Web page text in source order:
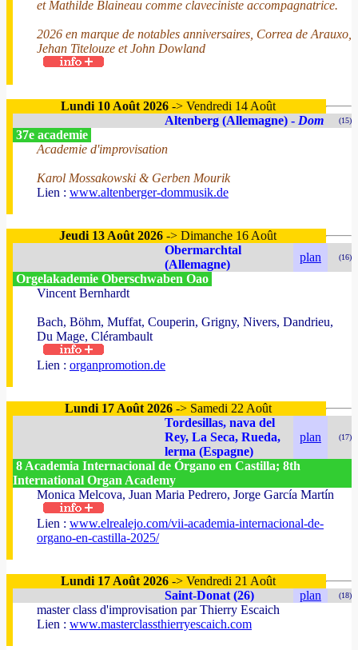
et Mathilde Blaineau comme claveciniste accompagnatrice.
2026 en marque de notables anniversaires, Correa de Arauxo,
Jehan Titelouze et John Dowland
Lundi 10 Août 2026-> Vendredi 14 Août
Altenberg (Allemagne) - Dom (15)
37e academie
Academie d'improvisation
Karol Mossakowski & Gerben Mourik
Lien : www.altenberger-dommusik.de
Jeudi 13 Août 2026 -> Dimanche 16 Août
Obermarchtal
(Allemagne)
plan (16)
Orgelakademie Oberschwaben Oao
Vincent Bernhardt
Bach, Böhm, Muffat, Couperin, Grigny, Nivers, Dandrieu,
Du Mage, Clérambault
Lien : organpromotion.de
Lundi 17 Août 2026-> Samedi 22 Août
Tordesillas, nava del
Rey, La Seca, Rueda,
lerma (Espagne)
plan (17)
8 Academia Internacional de Órgano en Castilla; 8th
International Organ Academy
Monica Melcova, Juan Maria Pedrero, Jorge García Martín
Lien : www.elrealejo.com/vii-academia-internacional-de-
organo-en-castilla-2025/
Lundi 17 Août 2026-> Vendredi 21 Août
Saint-Donat (26)
plan (18)
master class d'improvisation par Thierry Escaich
Lien : www.masterclassthierryescaich.com